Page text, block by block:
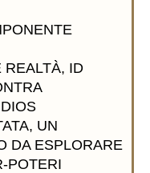
REALTÀ, ID
UN
DA ESPLORARE
POTERI